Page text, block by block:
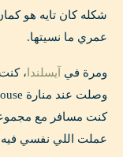
شكله كان تايه هو
عمري ما نسيتها.
ومرة في آيسلندا ،
كنت مسافر مع
عملت اللي نفسي